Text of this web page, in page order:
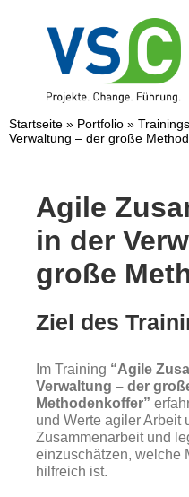
springen
VSC-Team
Verwaltung
Digitale Transformation
Blog
Startseite » Portfolio » Trainings
Verwaltung – der große
Agile
in der
große
Ziel des
Im Training “Agile
Verwaltung – der
Methodenkoffer”
und Werte agiler Arbeit
Zusammenarbeit und
einzuschätzen, welche
hilfreich ist.